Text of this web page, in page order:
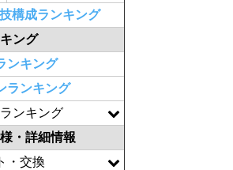
構成ランキング
ング
ンキング
ランキング
ンキング
・詳細情報
・交換